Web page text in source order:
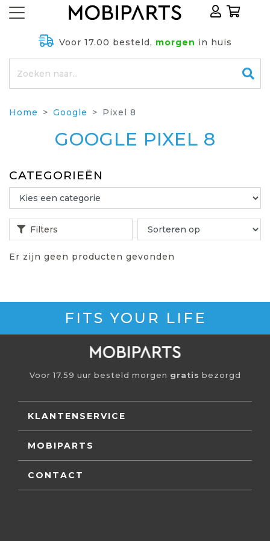
Voor 17.00 besteld, morgen in huis
Home Google Pixel 8
GOOGLE PIXEL 8
CATEGORIEËN
Filters
Er zijn geen producten gevonden
FITS YOUR LIFE
Voor 17.59 uur besteld morgen gratis bezorgd
KLANTENSERVICE
MOBIPARTS
CONTACT